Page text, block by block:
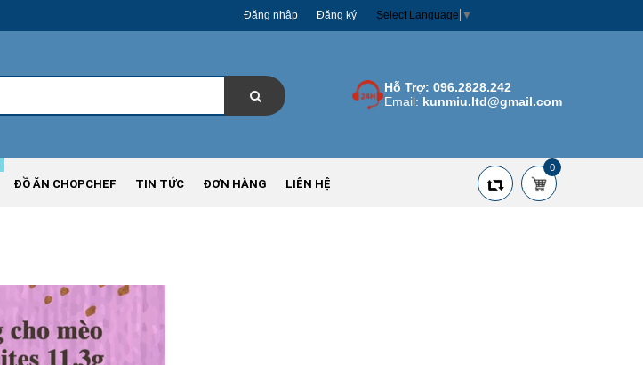
Đăng nhập Đăng ký Select Language ▼
Hỗ Trợ: 096.2828.242
Email: kunmiu.ltd@gmail.com
ĐỒ ĂN CHOPCHEF TIN TỨC ĐƠN HÀNG LIÊN HỆ
0